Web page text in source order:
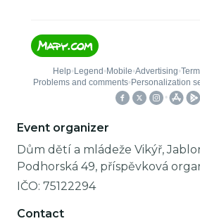
Event organizer
Dům dětí a mládeže Vikýř,
Podhorská 49, příspěvková
IČO: 75122294
Contact